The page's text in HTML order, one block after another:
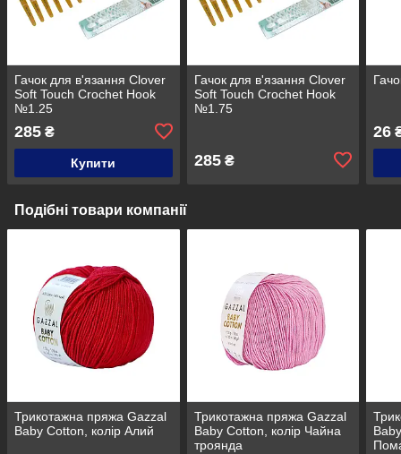
Гачок для в'язання Clover
Soft Touch Crochet Hook
№1.25
285 ₴
Купити
Гачок для в'язання Clover
Soft Touch Crochet Hook
№1.75
285₴
26
Подібні товари компанії
Трикотажна пряжа Gazzal
Baby Cotton, колір Алий
Трикотажна пряжа Gazzal
Baby Cotton, колір Чайна
троянда